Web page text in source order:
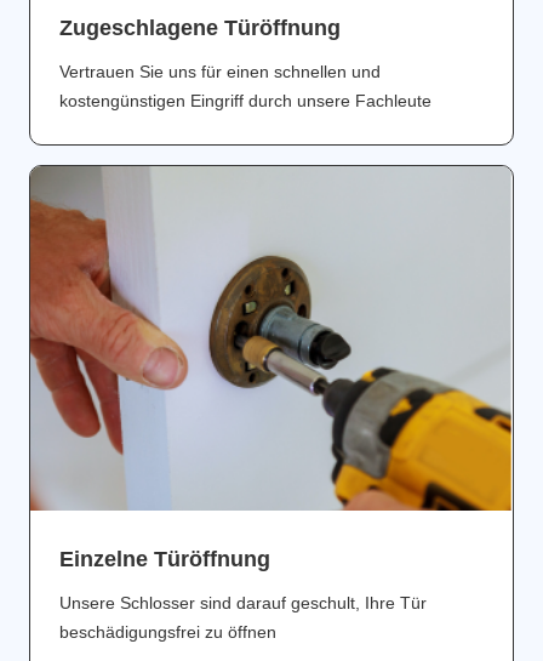
Zugeschlagene Türöffnung
Vertrauen Sie uns für einen schnellen und
kostengünstigen Eingriff durch unsere Fachleute
Einzelne Türöffnung
Unsere Schlosser sind darauf geschult, Ihre Tür
beschädigungsfrei zu öffnen